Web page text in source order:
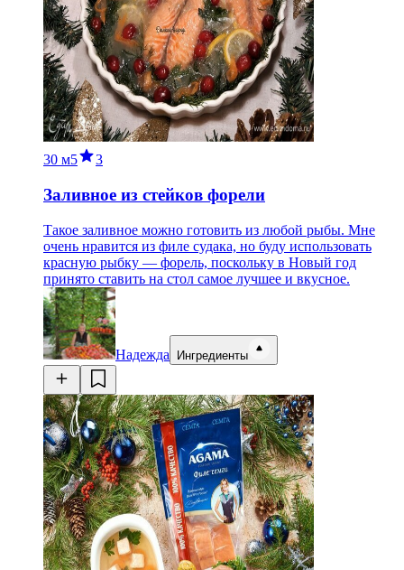
30 м5 3
Заливное из стейков форели
Такое заливное можно готовить из любой рыбы. Мне
очень нравится из филе судака, но буду использовать
красную рыбку — форель, поскольку в Новый год
принято ставить на стол самое лучшее и вкусное.
Надежда Ингредиенты